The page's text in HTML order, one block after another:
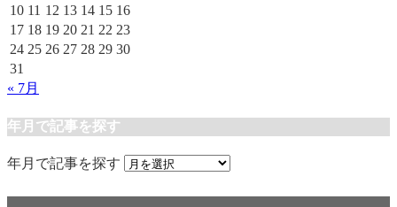
10 11 12 13 14 15 16
17 18 19 20 21 22 23
24 25 26 27 28 29 30
31
« 7月
年月で記事を探す
年月で記事を探す